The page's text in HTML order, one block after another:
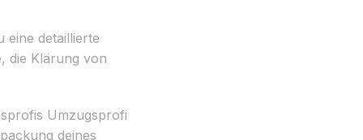
eine detaillierte
die Klärung von
Umzugsprofi
deines